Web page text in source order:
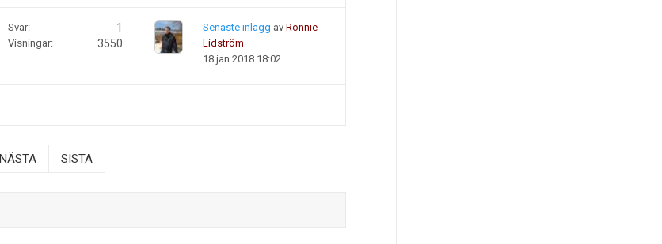
Svar: 1
Visningar: 3550
Senaste inlägg av Ronnie
Lidström
18 jan 2018 18:02
NÄSTA SISTA